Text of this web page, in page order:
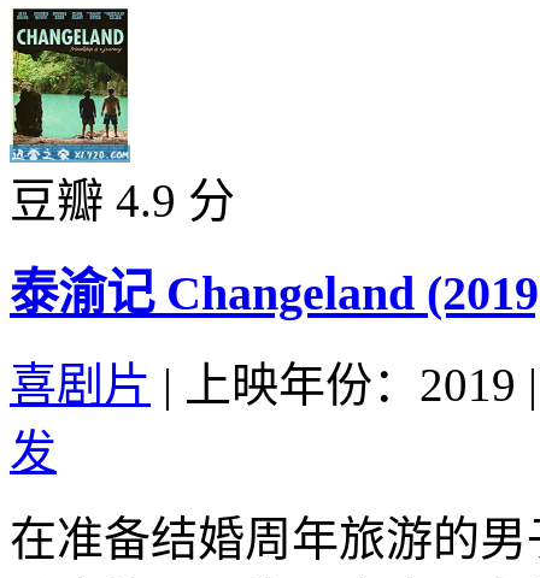
豆瓣 4.9 分
泰渝记 Changeland
喜剧片 | 上映年份：2019 |
发
在准备结婚周年旅游的